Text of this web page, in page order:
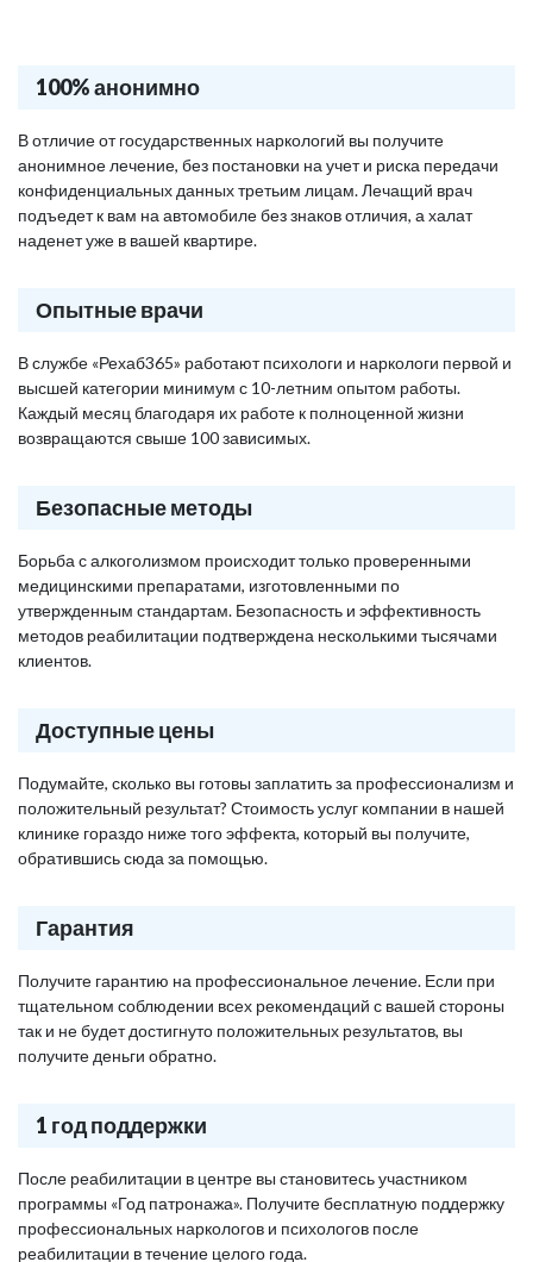
100% анонимно
В отличие от государственных наркологий вы получите
анонимное лечение, без постановки на учет и риска передачи
конфиденциальных данных третьим лицам. Лечащий врач
подъедет к вам на автомобиле без знаков отличия, а халат
наденет уже в вашей квартире.
Опытные врачи
В службе «Рехаб365» работают психологи и наркологи первой и
высшей категории минимум с 10-летним опытом работы.
Каждый месяц благодаря их работе к полноценной жизни
возвращаются свыше 100 зависимых.
Безопасные методы
Борьба с алкоголизмом происходит только проверенными
медицинскими препаратами, изготовленными по
утвержденным стандартам. Безопасность и эффективность
методов реабилитации подтверждена несколькими тысячами
клиентов.
Доступные цены
Подумайте, сколько вы готовы заплатить за профессионализм и
положительный результат? Стоимость услуг компании в нашей
клинике гораздо ниже того эффекта, который вы получите,
обратившись сюда за помощью.
Гарантия
Получите гарантию на профессиональное лечение. Если при
тщательном соблюдении всех рекомендаций с вашей стороны
так и не будет достигнуто положительных результатов, вы
получите деньги обратно.
1 год поддержки
После реабилитации в центре вы становитесь участником
программы «Год патронажа». Получите бесплатную поддержку
профессиональных наркологов и психологов после
реабилитации в течение целого года.